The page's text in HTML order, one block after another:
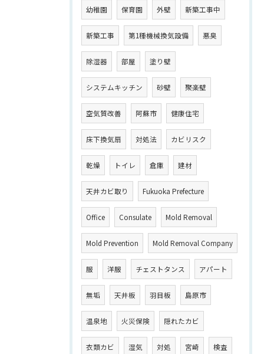
幼稚園 保育園 外壁 新築工事中
新築工事 第1種機械換気設備 悪臭
除湿器 部屋 塗り壁
システムキッチン 砂壁 聚楽壁
空気質改善 阿蘇市 健康住宅
床下換気扇 対処法 カビリスク
乾燥 トイレ 倉庫 建材
天井カビ取り Fukuoka Prefecture
Office Consulate Mold Removal
Mold Prevention Mold Removal Company
服 洋服 チェストタンス アパート
無垢 天井板 羽目板 島原市
温泉地 火災保険 隠れたカビ
衣類カビ 湿気 対処 宮崎 検査